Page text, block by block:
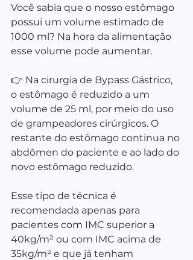
Você sabia que o nosso estômago
possui um volume estimado de
1000 ml? Na hora da alimentação
esse volume pode aumentar.
👉 Na cirurgia de Bypass Gástrico,
o estômago é reduzido a um
volume de 25 ml, por meio do uso
de grampeadores cirúrgicos. O
restante do estômago continua no
abdômen do paciente e ao lado do
novo estômago reduzido.
Esse tipo de técnica é
recomendada apenas para
pacientes com IMC superior a
40kg/m² ou com IMC acima de
35kg/m² e que já tenham